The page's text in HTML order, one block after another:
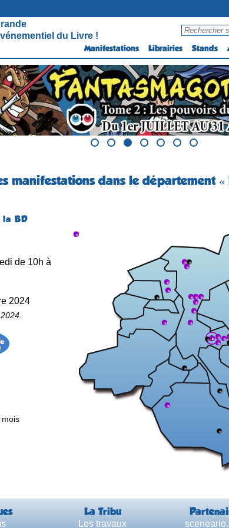
du Livre !
Manifestations
Librairies Stands
manifestations dans le département
BD
de 10h à
2024
La Tribu
Les travaux